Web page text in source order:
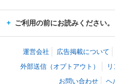
ご利用の前にお読みください。
運営会社 広告掲載について
外部送信（オプトアウト）
お問い合わせ
ヘ